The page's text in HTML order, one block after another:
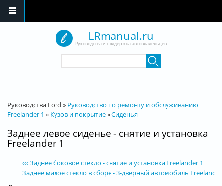
LRmanual.ru
Руководства и поддержка автовладельцев
Вы здесь
Руководства Ford » Руководство по ремонту и обслуживанию
Freelander 1 » Кузов и покрытие»Сиденья
Заднее левое сиденье - снятие и установка
Freelander 1
‹‹‹ Заднее боковое стекло - снятие и установка Freelander 1
Заднее малое стекло в сборе - 3-дверный автомобиль Freelander